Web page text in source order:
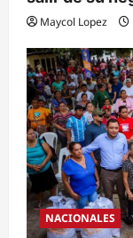
Maycol Lopez
NACIONALES